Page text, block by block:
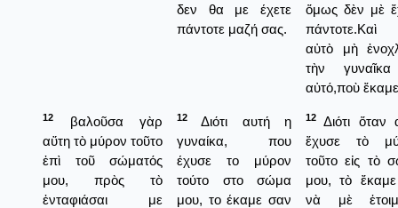
δεν θα με έχετε
πάντοτε μαζή σας.
ὅμως δὲν μὲ
πάντοτε.Καὶ
αὐτὸ μὴ
τὴν γυναῖκα
αὐτό,ποὺ
12
βαλοῦσα γὰρ
αὕτη τὸ μύρον τοῦτο
ἐπὶ τοῦ σώματός
μου, πρὸς τὸ
ἐνταφιάσαι με
12
Διότι αυτή η
γυναίκα, που
έχυσε το μύρον
τούτο στο σώμα
μου, το έκαμε σαν
12
Διότι ὅταν
ἔχυσε τὸ
τοῦτο εἰς τὸ
μου, τὸ ἔκαμε
νὰ μὲ